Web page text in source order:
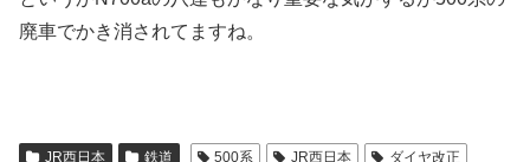
廃車でかき消されてますね。
JR西日本 鉄道 500系 JR西日本 ダイヤ改正